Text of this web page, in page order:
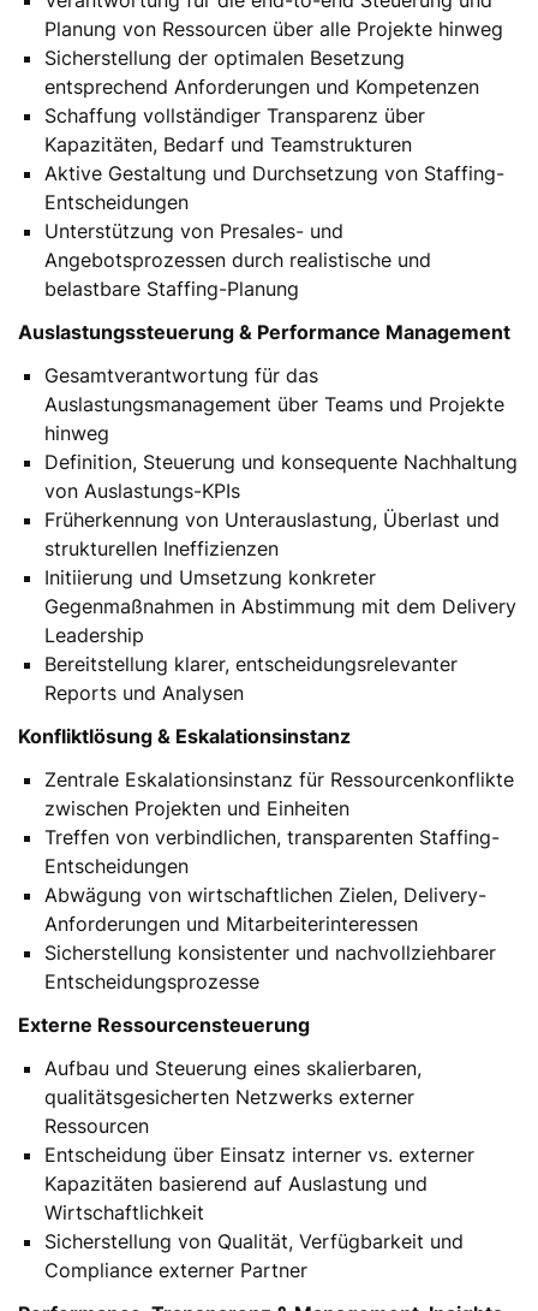
Planung von Ressourcen über alle Projekte hinweg
Sicherstellung der optimalen Besetzung
entsprechend Anforderungen und Kompetenzen
Schaffung vollständiger Transparenz über
Kapazitäten, Bedarf und Teamstrukturen
Aktive Gestaltung und Durchsetzung von Staffing-
Entscheidungen
Unterstützung von Presales- und
Angebotsprozessen durch realistische und
belastbare Staffing-Planung
Auslastungssteuerung & Performance Management
Gesamtverantwortung für das
Auslastungsmanagement über Teams und Projekte
hinweg
Definition, Steuerung und konsequente Nachhaltung
von Auslastungs-KPIs
Früherkennung von Unterauslastung, Überlast und
strukturellen Ineffizienzen
Initiierung und Umsetzung konkreter
Gegenmaßnahmen in Abstimmung mit dem Delivery
Leadership
Bereitstellung klarer, entscheidungsrelevanter
Reports und Analysen
Konfliktlösung & Eskalationsinstanz
Zentrale Eskalationsinstanz für Ressourcenkonflikte
zwischen Projekten und Einheiten
Treffen von verbindlichen, transparenten Staffing-
Entscheidungen
Abwägung von wirtschaftlichen Zielen, Delivery-
Anforderungen und Mitarbeiterinteressen
Sicherstellung konsistenter und nachvollziehbarer
Entscheidungsprozesse
Externe Ressourcensteuerung
Aufbau und Steuerung eines skalierbaren,
qualitätsgesicherten Netzwerks externer
Ressourcen
Entscheidung über Einsatz interner vs. externer
Kapazitäten basierend auf Auslastung und
Wirtschaftlichkeit
Sicherstellung von Qualität, Verfügbarkeit und
Compliance externer Partner